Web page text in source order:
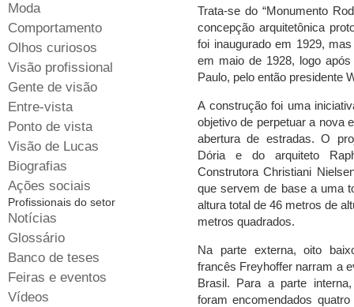
Trata-se do “Monumento
concepção arquitetônica
foi inaugurado em 1929,
em maio de 1928, logo
Paulo, pelo então presidente
A construção foi uma
objetivo de perpetuar a nova
abertura de estradas. O
Dória e do arquiteto
Construtora Christiani
que servem de base a uma
altura total de 46 metros de
metros quadrados.
Na parte externa, oito
francês Freyhoffer narram a
Brasil. Para a parte
foram encomendados
Moda
Comportamento
Olhos curiosos
Visão profissional
Gente de visão
Entre-vista
Ponto de vista
Visão de Lucas
Biografias
Ações sociais
Profissionais do setor
Notícias
Glossário
Banco de teses
Feiras e eventos
Vídeos